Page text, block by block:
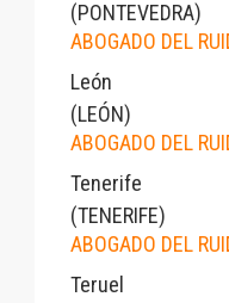
(PONTEVEDRA)
ABOGADO DEL
León
(LEÓN)
ABOGADO DEL
Tenerife
(TENERIFE)
ABOGADO DEL
Teruel